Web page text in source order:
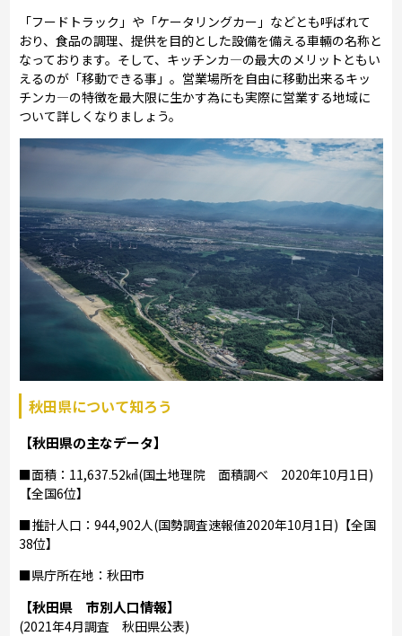
「フードトラック」や「ケータリングカー」などとも呼ばれて
おり、食品の調理、提供を目的とした設備を備える車輛の名称と
なっております。そして、キッチンカ―の最大のメリットともい
えるのが「移動できる事」。営業場所を自由に移動出来るキッ
チンカ―の特徴を最大限に生かす為にも実際に営業する地域に
ついて詳しくなりましょう。
秋田県について知ろう
【秋田県の主なデータ】
■面積：11,637.52㎢(国土地理院 面積調べ 2020年10月1日)
【全国6位】
■推計人口：944,902人(国勢調査速報値2020年10月1日)【全国
38位】
■県庁所在地：秋田市
【秋田県 市別人口情報】
(2021年4月調査 秋田県公表)